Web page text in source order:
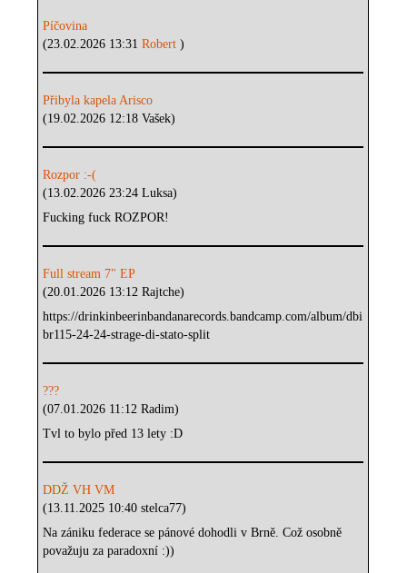
Píčovina
(23.02.2026 13:31Robert)
Přibyla kapela Arisco
(19.02.2026 12:18 Vašek)
Rozpor :-(
(13.02.2026 23:24 Luksa)
Fucking fuck ROZPOR!
Full stream 7" EP
(20.01.2026 13:12 Rajtche)
https://drinkinbeerinbandanarecords.bandcamp.com/album/dbi
br115-24-24-strage-di-stato-split
???
(07.01.2026 11:12 Radim)
Tvl to bylo před 13 lety :D
DDŽ VH VM
(13.11.2025 10:40 stelca77)
Na zániku federace se pánové dohodli v Brně. Což osobně
považuju za paradoxní :))